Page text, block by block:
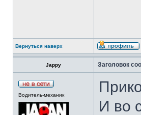
Вернуться наверх
Jappy Заголовок
Водитель-механик
И во